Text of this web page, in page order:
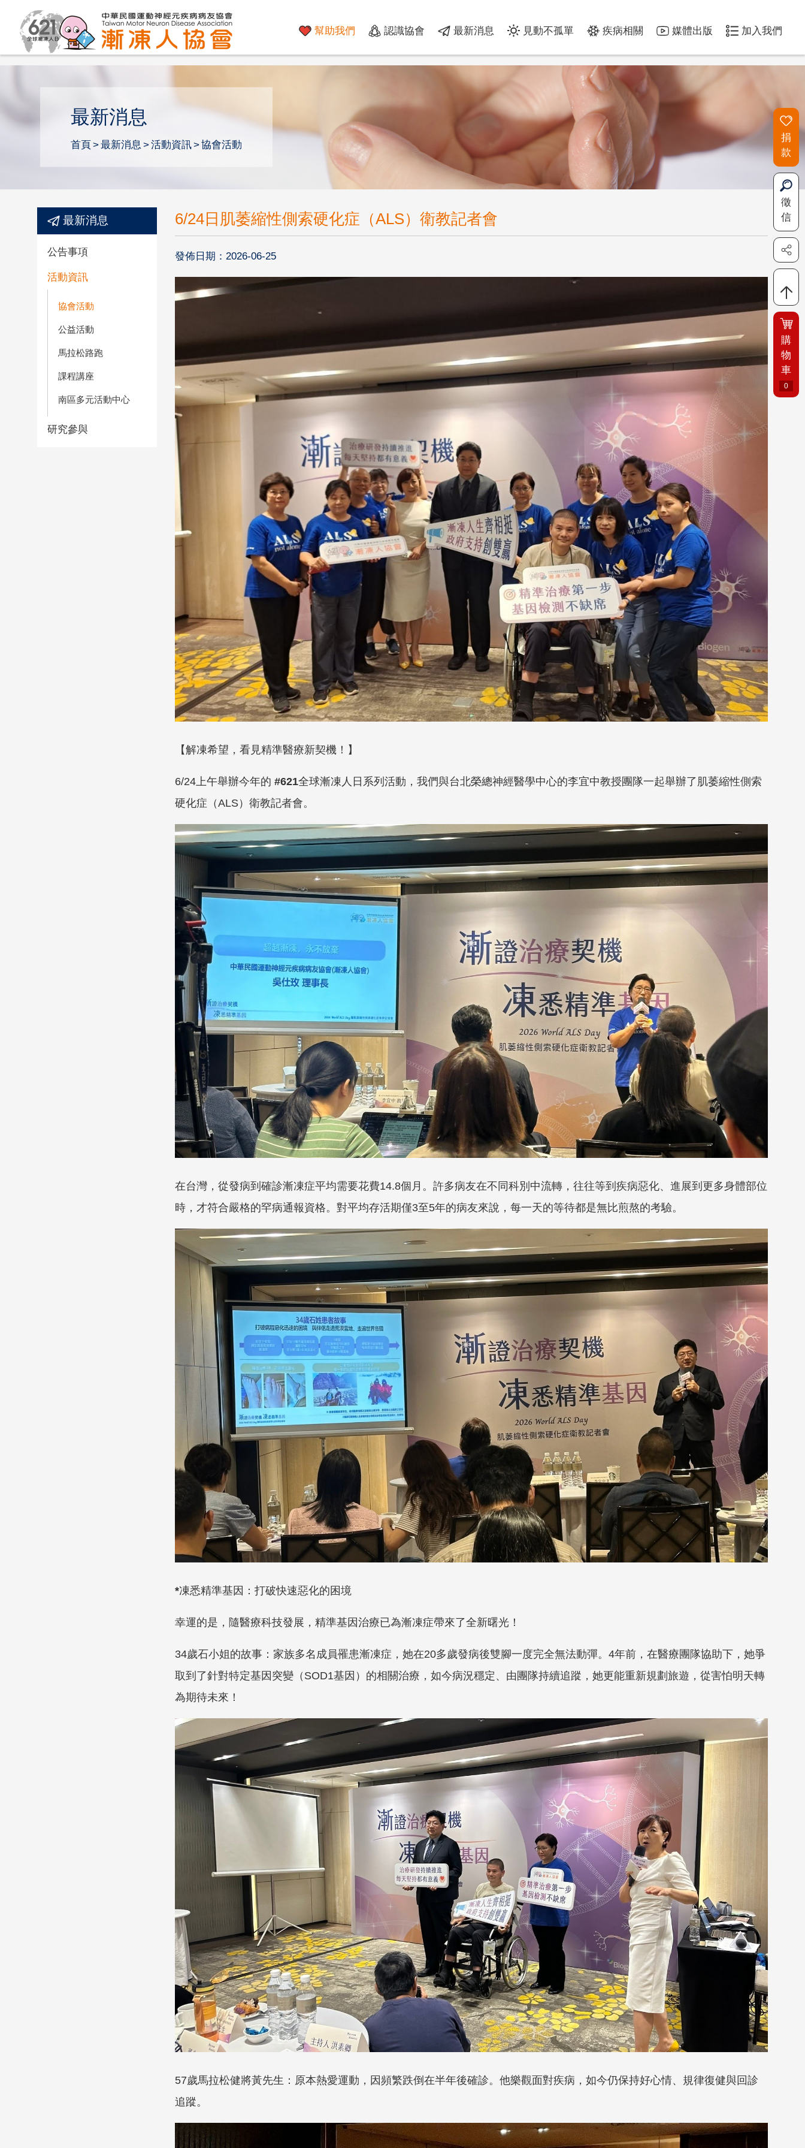
幫助我們 認識協會 最新消息 見動不孤單 疾病相關 媒體出版 加入我們
最新消息
首頁 最新消息 活動資訊 協會活動
最新消息
公告事項
活動資訊
協會活動
公益活動
馬拉松路跑
課程講座
南區多元活動中心
研究參與
6/24日肌萎縮性側索硬化症（ALS）衛教記者會
發佈日期：2026-06-25
【解凍希望，看見精準醫療新契機！】
6/24上午舉辦今年的 #621全球漸凍人日系列活動 ，我們與台北榮總神經醫學中心的李宜中教授團隊一起舉辦了肌萎縮性側索
硬化症（ALS）衛教記者會。
在台灣，從發病到確診漸凍症平均需要花費14.8個月。許多病友在不同科別中流轉，往往等到疾病惡化、進展到更多身體部位
時，才符合嚴格的罕病通報資格。對平均存活期僅3至5年的病友來說，每一天的等待都是無比煎熬的考驗。
*凍悉精準基因：打破快速惡化的困境
幸運的是，隨醫療科技發展，精準基因治療已為漸凍症帶來了全新曙光！
34歲石小姐的故事：家族多名成員罹患漸凍症，她在20多歲發病後雙腳一度完全無法動彈。4年前，在醫療團隊協助下，她爭
取到了針對特定基因突變（SOD1基因）的相關治療，如今病況穩定、由團隊持續追蹤，她更能重新規劃旅遊，從害怕明天轉
為期待未來！
57歲馬拉松健將黃先生：原本熱愛運動，因頻繁跌倒在半年後確診。他樂觀面對疾病，如今仍保持好心情、規律復健與回診
追蹤。
捐
款
徵
信
購
物
車
0